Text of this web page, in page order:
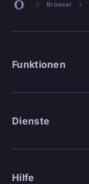
Browser
Funktionen
Dienste
Hilfe